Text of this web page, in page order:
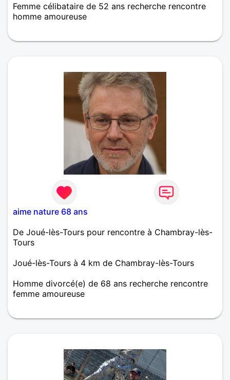
Femme célibataire de 52 ans recherche rencontre
homme amoureuse
cherche un homme avec de l'humour pour une
aime nature 68 ans
De Joué-lès-Tours pour rencontre à Chambray-lès-
Tours
Joué-lès-Tours à 4 km de Chambray-lès-Tours
Homme divorcé(e) de 68 ans recherche rencontre
femme amoureuse